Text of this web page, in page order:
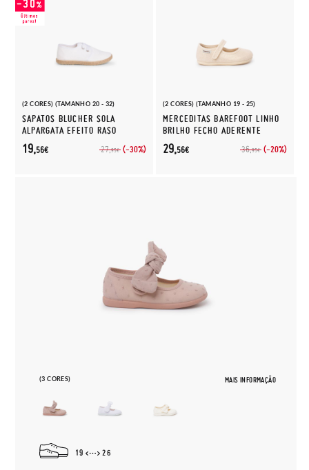
(2 CORES) (TAMANHO 20 - 32)
SAPATOS BLUCHER SOLA
ALPARGATA EFEITO RASO
27,95€ (-30%)
19,56€
(2 CORES) (TAMANHO 19 - 25)
MERCEDITAS BAREFOOT LINHO
BRILHO FECHO ADERENTE
36,95€ (-20%)
29,56€
(3 CORES) MAIS INFORMAÇÃO
19 26